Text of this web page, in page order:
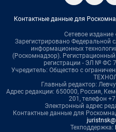
Контактные данные для
Сетевое издание
Зарегистрировано Федеральной
информационных
(Роскомнадзор).
регистрации - ЭЛ № ФС
Учредитель: Общество с
Главный редактор:
Адрес редакции: 650000, Россия,
201, телефон
Электронный адрес
Контактные данные для
Техподдержка: